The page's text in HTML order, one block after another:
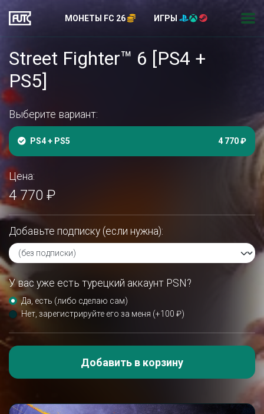
МОНЕТЫ FC 26 ИГРЫ
Street Fighter™ 6 [PS4 +
PS5]
Выберите вариант:
PS4 + PS5 4 770 ₽
Цена:
4 770 ₽
Добавьте подписку (если нужна):
У вас уже есть турецкий аккаунт PSN?
Да, есть (либо сделаю сам)
Нет, зарегистрируйте его за меня (+100 ₽)
Добавить в корзину